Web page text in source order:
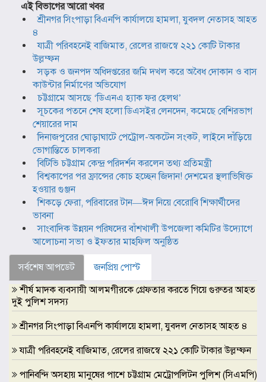
এই বিভাগের আরো খবর
শ্রীনগর সিংপাড়া বিএনপি কার্যালয়ে হামলা, যুবদল নেতাসহ আহত
৪
যাত্রী পরিবহনেই বাজিমাত, রেলের রাজস্বে ২২১ কোটি টাকার
উল্লম্ফন
সড়ক ও জনপদ অধিদপ্তরের জমি দখল করে অবৈধ দোকান ও বাস
কাউন্টার নির্মাণের অভিযোগ
চট্টগ্রামে আসছে ‘ডিএনএ হ্যাক ফর হেলথ’
সূচকের পতনে শেষ হলো ডিএসইর লেনদেন, কমেছে বেশিরভাগ
শেয়ারের দাম
দিনাজপুরের ঘোড়াঘাটে পেট্রোল-অকটেন সংকট, লাইনে দাঁড়িয়ে
ভোগান্তিতে চালকরা
বিটিভি চট্টগ্রাম কেন্দ্র পরিদর্শন করলেন তথ্য প্রতিমন্ত্রী
বিশ্বকাপের পর ফ্রান্সের কোচ হচ্ছেন জিদান! দেশমের স্থলাভিষিক্ত
হওয়ার গুঞ্জন
শিকড়ে ফেরা, পরিবারের টান—ঈদ নিয়ে বেরোবি শিক্ষার্থীদের
ভাবনা
সাংবাদিক উন্নয়ন পরিষদের বাঁশখালী উপজেলা কমিটির উদ্যোগে
আলোচনা সভা ও ইফতার মাহফিল অনুষ্ঠিত
সর্বশেষ আপডেট
জনপ্রিয় পোস্ট
শীর্ষ মাদক ব্যবসায়ী আলমগীরকে গ্রেফতার করতে গিয়ে গুরুতর আহত
দুই পুলিশ সদস্য
শ্রীনগর সিংপাড়া বিএনপি কার্যালয়ে হামলা, যুবদল নেতাসহ আহত ৪
যাত্রী পরিবহনেই বাজিমাত, রেলের রাজস্বে ২২১ কোটি টাকার উল্লম্ফন
পানিবন্দি অসহায় মানুষের পাশে চট্টগ্রাম মেট্রোপলিটন পুলিশ (সিএমপি)